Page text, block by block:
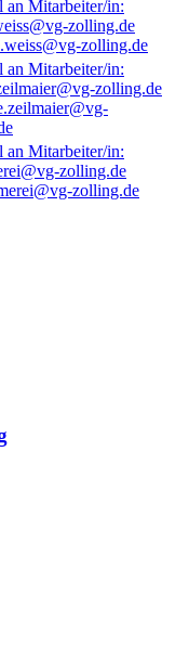
zolling.de
zolling.de